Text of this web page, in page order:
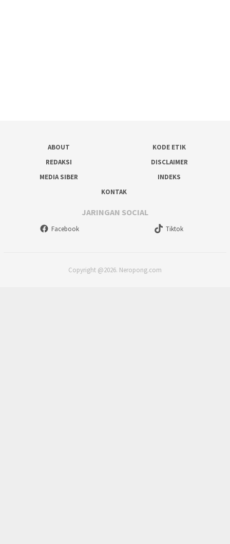
ABOUT
KODE ETIK
REDAKSI
DISCLAIMER
MEDIA SIBER
INDEKS
KONTAK
JARINGAN SOCIAL
Facebook Tiktok
Copyright @2026. Neropong.com